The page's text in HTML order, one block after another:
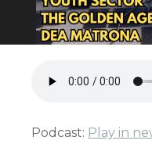
Podcast: Play in